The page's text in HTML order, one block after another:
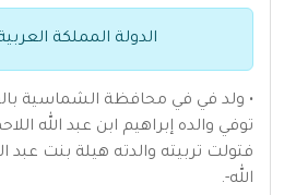
الدولة المملكة
• ولد في في محافظة الشماسية
توفي والده إبراهيم ابن عبد الله
فتولت تربيته والدته هيلة بنت عبد
الله-.